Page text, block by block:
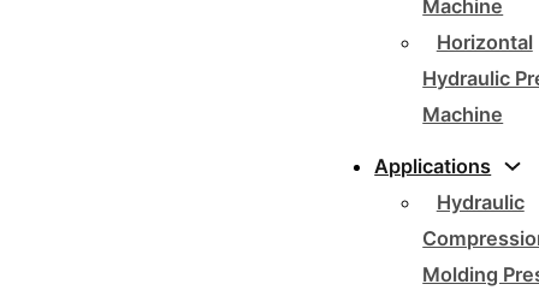
Machine
Horizontal
Hydraulic
Machine
Applications
Hydraulic
Molding